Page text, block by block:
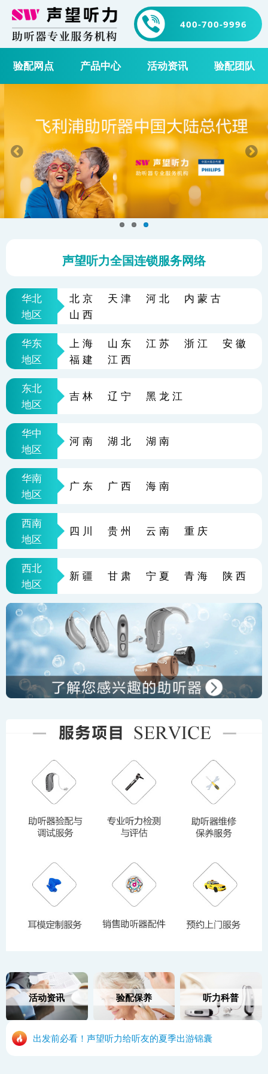
400-700-9996
验配网点 产品中心 活动资讯 验配团队
声望听力全国连锁服务网络
华北 北京 天津 河北
内蒙古
山西
地区
华东 上海 山东 江苏 浙江
安徽
福建
江西
地区
东北
吉林 辽宁 黑龙江
地区
华中
河南 湖北 湖南
地区
华南
广东 广西 海南
地区
西南
四川 贵州 云南 重庆
地区
西北
新疆 甘肃 宁夏 青海 陕西
地区
活动资讯 验配保养 听力科普
出发前必看！声望听力给听友的夏季出游锦囊